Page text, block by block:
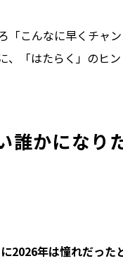
「こんなに早くチャ
「はたらく」のヒン
誰かになり
2026年は憧れだった